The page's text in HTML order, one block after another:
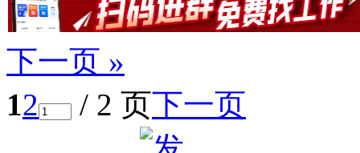
下一页 »
12 / 2 页下一页